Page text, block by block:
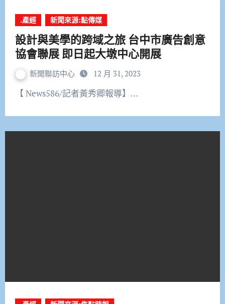
.產經 新聞來源:點傳媒
設計與美學的跨域之旅 台中市廣告創意
協會聯展 即日起大墩中心開展
新聞聯訪中心 12 月 31, 2023
【 News586/記者黃秀卿報導】…